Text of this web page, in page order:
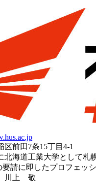
区前田7条15丁目4-1
北海道工業大学として札
要請に即したプロフェッ
川上 敬